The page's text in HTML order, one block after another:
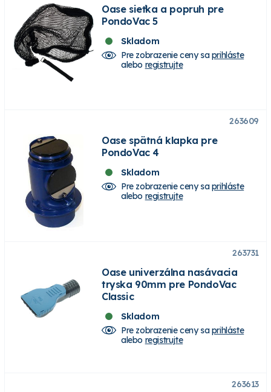
Oase sieťka a popruh pre
PondoVac 5
Skladom
Pre zobrazenie ceny saprihláste
alebo registrujte
263609
Oase spätná klapka pre
PondoVac 4
Skladom
Pre zobrazenie ceny saprihláste
alebo registrujte
263731
Oase univerzálna nasávacia
tryska 90mm pre PondoVac
Classic
Skladom
Pre zobrazenie ceny saprihláste
alebo registrujte
263613